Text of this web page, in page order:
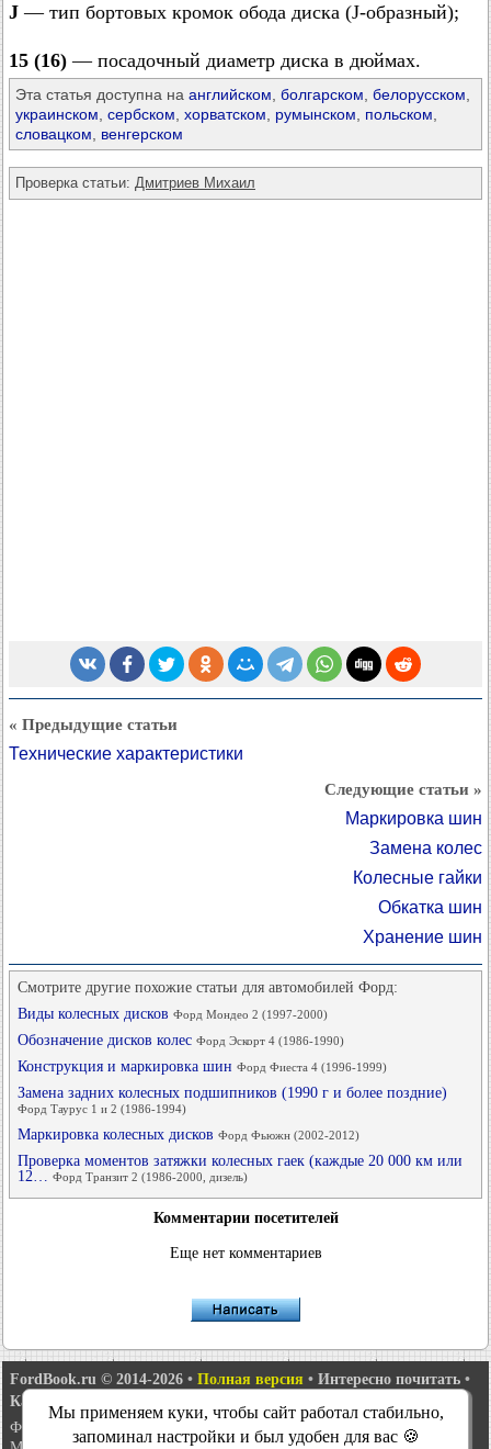
J — тип бортовых кромок обода диска (J-образный);
15 (16) — посадочный диаметр диска в дюймах.
Эта статья доступна на английском болгарском белорусском
украинском сербском хорватском румынском польском
словацком
венгерском
Проверка статьи: Дмитриев Михаил
« Предыдущие статьи
Технические характеристики
Следующие статьи »
Маркировка шин
Замена колес
Колесные гайки
Обкатка шин
Хранение шин
Смотрите другие похожие статьи для автомобилей Форд:
Виды колесных дисков Форд Мондео 2 (1997-2000)
Обозначение дисков колес Форд Эскорт 4 (1986-1990)
Конструкция и маркировка шин Форд Фиеста 4 (1996-1999)
Замена задних колесных подшипников (1990 г и более поздние)
Форд Таурус 1 и 2 (1986-1994)
Маркировка колесных дисков Форд Фьюжн (2002-2012)
Проверка моментов затяжки колесных гаек (каждые 20 000 км или
12… Форд Транзит 2 (1986-2000, дизель)
Комментарии посетителей
Еще нет комментариев
FordBook.ru © 2014-2026 • Полная версия • Интересно почитать •
Карта сайта
Фокус 1
Фокус 2 • Мондео 1 Мондео 1 и 2
Мы применяем куки, чтобы сайт работал стабильно,
запоминал настройки и был удобен для вас 🍪